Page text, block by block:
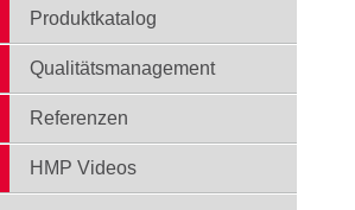
Produktkatalog
Qualitätsmanagement
Referenzen
HMP Videos